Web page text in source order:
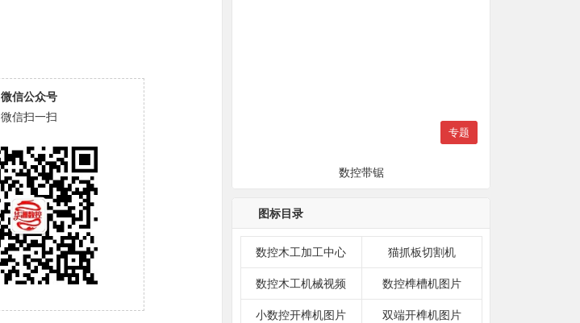
微信公众号
微信扫一扫
专题
数控带锯
图标目录
数控木工加工中心 猫抓板切割机
数控木工机械视频 数控榫槽机图片
小数控开榫机图片 双端开榫机图片